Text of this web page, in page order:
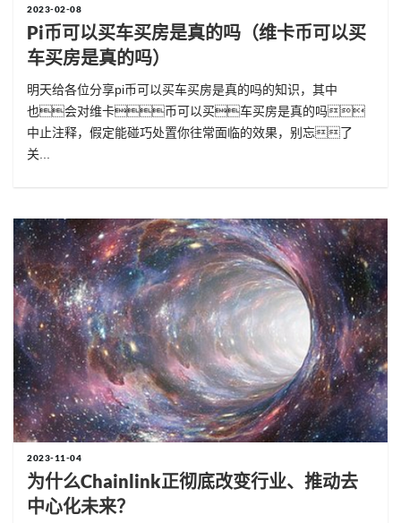
2023-02-08
Pi币可以买车买房是真的吗（维卡币可以买
车买房是真的吗）
明天给各位分享pi币可以买车买房是真的吗的知识，其中
也会对维卡币可以买车买房是真的吗
中止注释，假定能碰巧处置你往常面临的效果，别忘了
关...
2023-11-04
为什么Chainlink正彻底改变行业、推动去
中心化未来？